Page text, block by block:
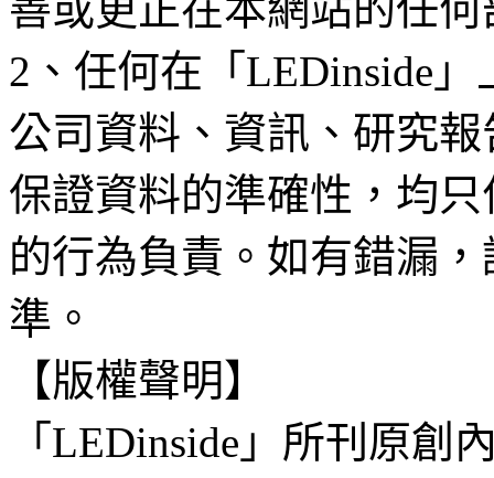
2、任何在「LEDinside
公司資料、資訊、研究
保證資料的準確性，均
的行為負責。如有錯漏
準。
【版權聲明】
「LEDinside」所刊原創